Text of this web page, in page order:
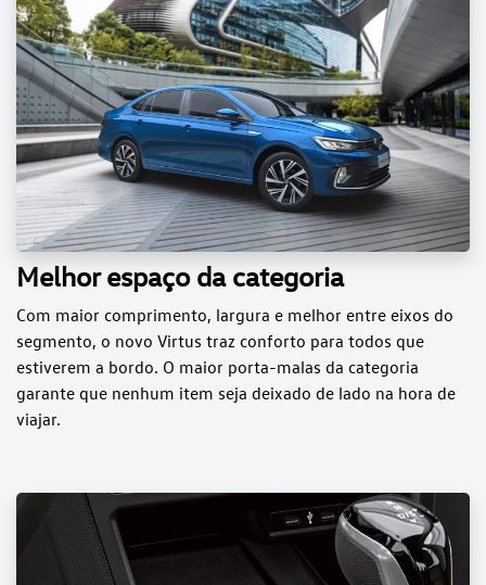
Melhor espaço da categoria
Com maior comprimento, largura e melhor entre eixos do
segmento, o novo Virtus traz conforto para todos que
estiverem a bordo. O maior porta-malas da categoria
garante que nenhum item seja deixado de lado na hora de
viajar.